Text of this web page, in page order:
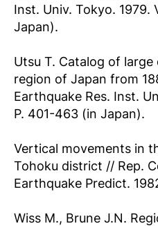
Inst. Univ. Tokyo. 1979.
Japan).
Utsu T. Catalog of
region of Japan from
Earthquake Res. Inst.
P. 401-463 (in Japan).
Vertical movements in
Tohoku district // Rep.
Earthquake Predict.
Wiss M., Brune J.N.